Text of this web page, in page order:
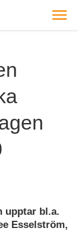
upptar bl.a.
Esselström,